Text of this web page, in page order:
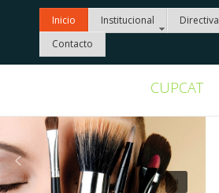
Inicio Institucional Directiva
Contacto
CUPCAT